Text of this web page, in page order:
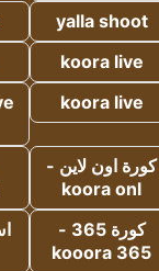
yalla shoot
koora live
koora live
كورة اون لاين -
koora onl
كورة 365 -
kooora 365